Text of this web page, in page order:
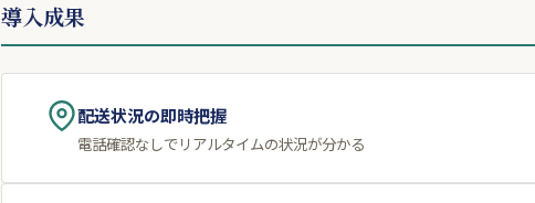
導入成果
配送状況の即時把握
電話確認なしでリアルタイムの状況が分かる